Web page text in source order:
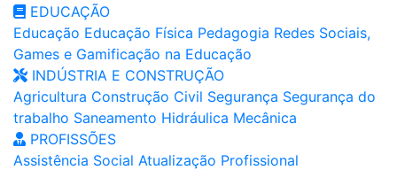
EDUCAÇÃO
Educação Educação Física Pedagogia Redes Sociais,
Games e Gamificação na Educação
INDÚSTRIA E CONSTRUÇÃO
Agricultura Construção Civil Segurança Segurança do
trabalho Saneamento Hidráulica Mecânica
PROFISSÕES
Assistência Social Atualização Profissional